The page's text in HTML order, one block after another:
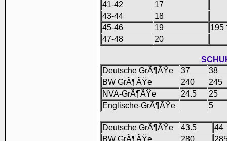
41-42
17
43-44
18
45-46
19
195
47-48
20
Deutsche GrÃ¶ÃŸe
37
38
BW GrÃ¶ÃŸe
240
245
NVA-GrÃ¶ÃŸe
24.5
25
Englische-GrÃ¶ÃŸe
5
Deutsche GrÃ¶ÃŸe 43.5
44
BW GrÃ¶ÃŸe
280